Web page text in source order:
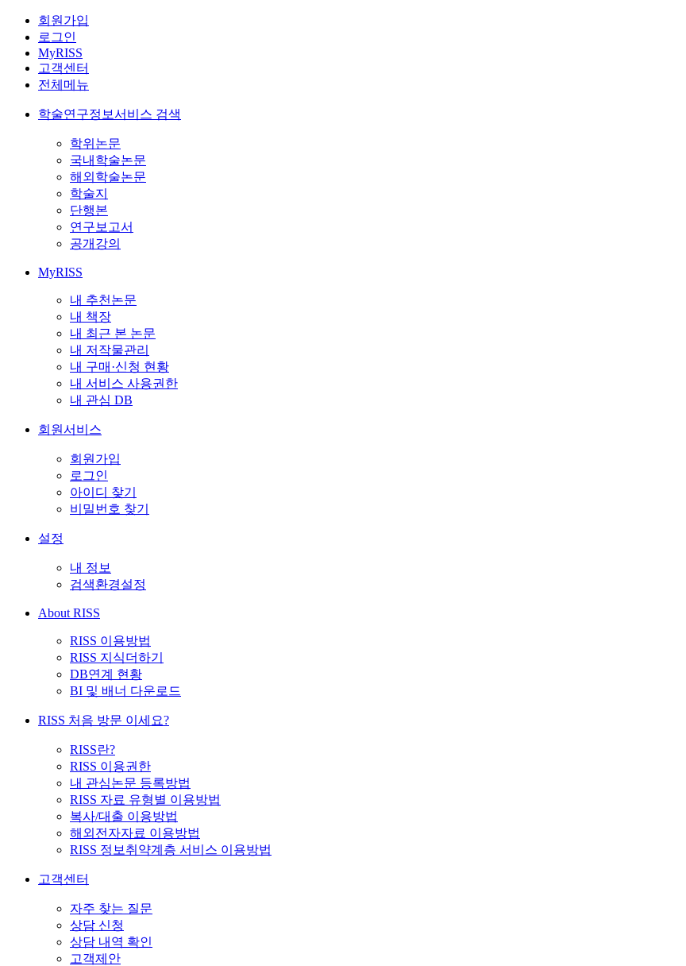
회원가입
로그인
MyRISS
고객센터
전체메뉴
학술연구정보서비스 검색
학위논문
국내학술논문
해외학술논문
학술지
단행본
연구보고서
공개강의
MyRISS
내 추천논문
내 책장
내 최근 본 논문
내 저작물관리
내 구매·신청 현황
내 서비스 사용권한
내 관심 DB
회원서비스
회원가입
로그인
아이디 찾기
비밀번호 찾기
설정
내 정보
검색환경설정
About RISS
RISS 이용방법
RISS 지식더하기
DB연계 현황
BI 및 배너 다운로드
RISS 처음 방문 이세요?
RISS란?
RISS 이용권한
내 관심논문 등록방법
RISS 자료 유형별 이용방법
복사/대출 이용방법
해외전자자료 이용방법
RISS 정보취약계층 서비스 이용방법
고객센터
자주 찾는 질문
상담 신청
상담 내역 확인
고객제안